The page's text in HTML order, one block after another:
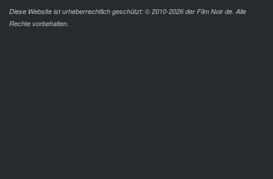
Diese Website ist urheberrechtlich geschützt: © 2010-2026 der Film Noir de. Alle
Rechte vorbehalten.